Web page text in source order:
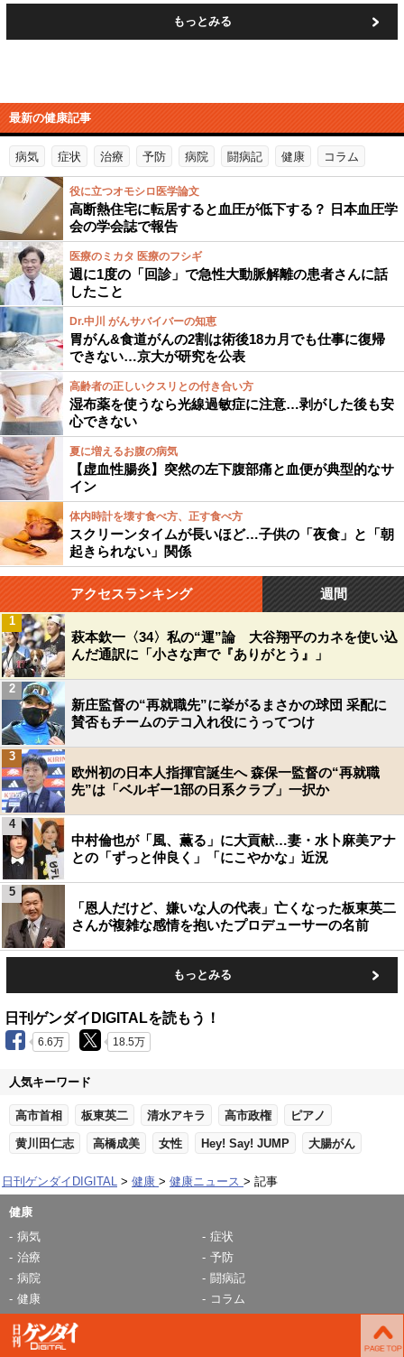
もっとみる
最新の健康記事
病気 症状 治療 予防 病院 闘病記 健康 コラム
役に立つオモシロ医学論文
高断熱住宅に転居すると血圧が低下する？ 日本血圧学
会の学会誌で報告
医療のミカタ 医療のフシギ
週に1度の「回診」で急性大動脈解離の患者さんに話
したこと
Dr.中川 がんサバイバーの知恵
胃がん&食道がんの2割は術後18カ月でも仕事に復帰
できない…京大が研究を公表
高齢者の正しいクスリとの付き合い方
湿布薬を使うなら光線過敏症に注意…剥がした後も安
心できない
夏に増えるお腹の病気
【虚血性腸炎】突然の左下腹部痛と血便が典型的なサ
イン
体内時計を壊す食べ方、正す食べ方
スクリーンタイムが長いほど…子供の「夜食」と「朝
起きられない」関係
アクセスランキング 週間
萩本欽一〈34〉私の“運”論 大谷翔平のカネを使い込
んだ通訳に「小さな声で『ありがとう』」
1
新庄監督の“再就職先”に挙がるまさかの球団 采配に
賛否もチームのテコ入れ役にうってつけ
2
欧州初の日本人指揮官誕生へ 森保一監督の“再就職
先”は「ベルギー1部の日系クラブ」一択か
3
中村倫也が「風、薫る」に大貢献…妻・水卜麻美アナ
との「ずっと仲良く」「にこやかな」近況
4
「恩人だけど、嫌いな人の代表」亡くなった板東英二
さんが複雑な感情を抱いたプロデューサーの名前
5
もっとみる
日刊ゲンダイDIGITALを読もう！
6.6万 18.5万
人気キーワード
高市首相 板東英二 清水アキラ 高市政権 ピアノ
黄川田仁志 高橋成美 女性 Hey! Say! JUMP 大腸がん
日刊ゲンダイDIGITAL 健康 健康ニュース 記事
健康
病気
症状
治療
予防
病院
闘病記
健康
コラム